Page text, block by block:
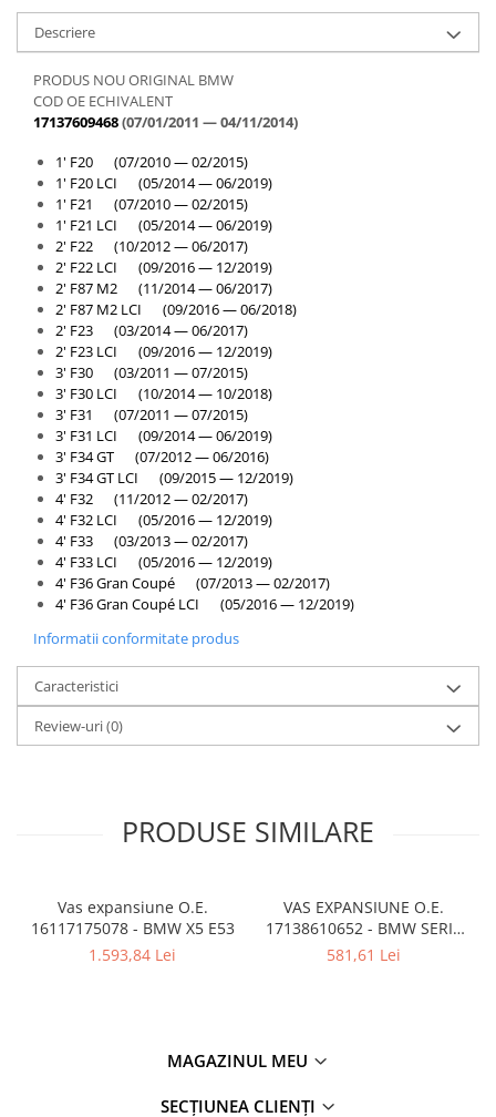
Usa fată
Usa spate
Cutie viteze
Cutie viteze
Suport cutie
DIFERENTIAL
Directie
Bieletă directie
Cap de bara
Casetă directie
Scut caseta
Electrice
Acumulator
Alternator
Cablaj
Cameră
Electromotor
Lampa spate
Semnal oglindă
SEMNALIZARE ARIPA
SENZOR PARCARE
Set faruri
Filtru combustibil
Filtru ulei
KIT REVIZIE
Descriere
PRODUS NOU ORIGINAL BMW
COD OE ECHIVALENT
17137609468(07/01/2011 — 04/11/2014)
1' F20 (07/2010 — 02/2015)
1' F20 LCI (05/2014 — 06/2019)
1' F21 (07/2010 — 02/2015)
1' F21 LCI (05/2014 — 06/2019)
2' F22 (10/2012 — 06/2017)
2' F22 LCI (09/2016 — 12/2019)
2' F87 M2 (11/2014 — 06/2017)
2' F87 M2 LCI (09/2016 — 06/2018)
2' F23 (03/2014 — 06/2017)
2' F23 LCI (09/2016 — 12/2019)
3' F30 (03/2011 — 07/2015)
3' F30 LCI (10/2014 — 10/2018)
3' F31 (07/2011 — 07/2015)
3' F31 LCI (09/2014 — 06/2019)
3' F34 GT (07/2012 — 06/2016)
3' F34 GT LCI (09/2015 — 12/2019)
4' F32 (11/2012 — 02/2017)
4' F32 LCI (05/2016 — 12/2019)
4' F33 (03/2013 — 02/2017)
4' F33 LCI (05/2016 — 12/2019)
4' F36 Gran Coupé (07/2013 — 02/2017)
4' F36 Gran Coupé LCI (05/2016 — 12/2019)
Informatii conformitate produs
Caracteristici
Review-uri(0)
PRODUSE SIMILARE
Vas expansiune O.E.
16117175078 - BMW X5 E53
1.593,84 Lei
VAS EXPANSIUNE O.E.
17138610652 - BMW SERIA
3 G20 G21 , Z4 G29
581,61 Lei
MAGAZINUL MEU
SECȚIUNEA CLIENȚI